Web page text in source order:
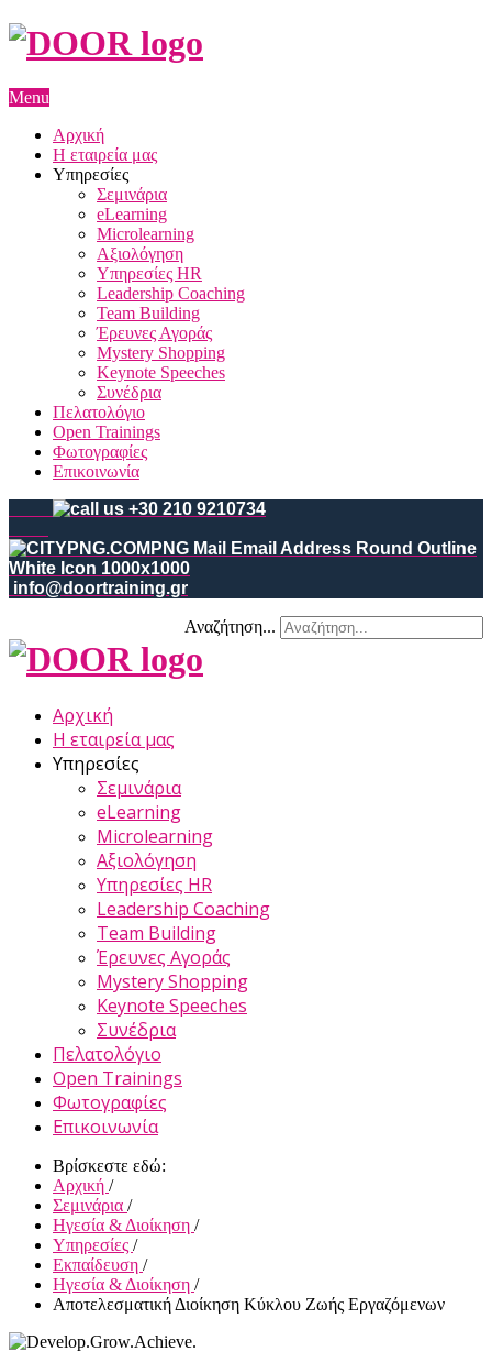
Menu
Αρχική
Η εταιρεία μας
Υπηρεσίες
Σεμινάρια
eLearning
Microlearning
Αξιολόγηση
Υπηρεσίες HR
Leadership Coaching
Team Building
Έρευνες Αγοράς
Mystery Shopping
Keynote Speeches
Συνέδρια
Πελατολόγιο
Open Trainings
Φωτογραφίες
Επικοινωνία
+30 210 9210734
info@doortraining.gr
Αναζήτηση...
Αρχική
Η εταιρεία μας
Υπηρεσίες
Σεμινάρια
eLearning
Microlearning
Αξιολόγηση
Υπηρεσίες HR
Leadership Coaching
Team Building
Έρευνες Αγοράς
Mystery Shopping
Keynote Speeches
Συνέδρια
Πελατολόγιο
Open Trainings
Φωτογραφίες
Επικοινωνία
Βρίσκεστε εδώ:
Αρχική /
Σεμινάρια /
Ηγεσία & Διοίκηση /
Υπηρεσίες /
Εκπαίδευση /
Ηγεσία & Διοίκηση /
Αποτελεσματική Διοίκηση Κύκλου Ζωής Εργαζόμενων